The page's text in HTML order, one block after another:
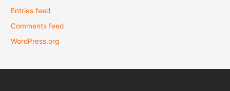
Entries feed
Comments feed
WordPress.org